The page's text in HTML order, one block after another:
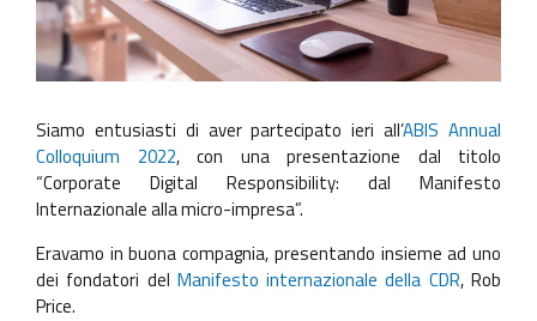
Siamo entusiasti di aver partecipato ieri all’ABIS Annual
Colloquium 2022, con una presentazione dal titolo
“Corporate Digital Responsibility: dal Manifesto
Internazionale alla micro-impresa”.
Eravamo in buona compagnia, presentando insieme ad uno
dei fondatori del Manifesto internazionale della CDR, Rob
Price.